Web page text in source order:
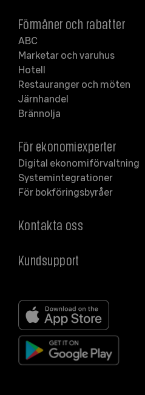
Förmåner och rabatter
ABC
Marketar och varuhus
Hotell
Restauranger och möten
Järnhandel
Brännolja
För ekonomiexperter
Digital ekonomiförvaltning
Systemintegrationer
För bokföringsbyråer
Kontakta oss
Kundsupport